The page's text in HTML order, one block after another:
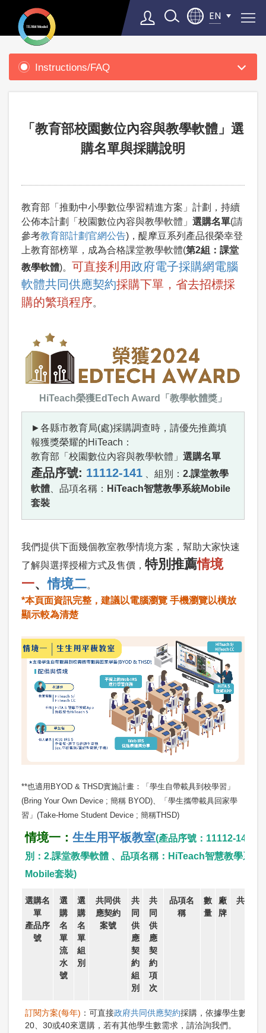
EN
Select Language▼
Product
SupportInstructions/FAQ
「教育部校園數位內容與教學軟體」選
購名單與採購說明
教育部「推動中小學數位學習精進方案」計劃，持續
公佈本計劃「校園數位內容與教學軟體」 選購名單(請
參考教育部計劃官網公告)，醍摩豆系列產品很榮幸登
上教育部榜單，成為合格課堂教學軟體(第2組：課堂
教學軟體)。 可直接利用政府電子採購網電腦
軟體共同供應契約採購下單，省去招標採
購的繁瑣程序。
HiTeach榮獲EdTech Award「教學軟體獎」
►各縣市教育局(處)採購調查時，請優先推薦填
報獲獎榮耀的HiTeach：
教育部「校園數位內容與教學軟體」 選購名單
產品序號: 11112-141 、組別： 2.課堂教學
軟體、品項名稱： HiTeach智慧教學系統Mobile
套裝
我們提供下面幾個教室教學情境方案，幫助大家快速
了解與選擇授權方式及售價， 特別推薦情境
一、情境二。
*本頁面資訊完整，建議以電腦瀏覽 手機瀏覽以橫放
顯示較為清楚
**也適用BYOD & THSD實施計畫：「學生自帶載具到校學習」
(Bring Your Own Device ; 簡稱 BYOD)、「學生攜帶載具回家學
習」(Take-Home Student Device ; 簡稱THSD)
情境一： 生生用平板教室(產品序號：11112-141 、
別：2.課堂教學軟體 、品項名稱：HiTeach智慧教學系統
Mobile套裝)
選購名
單
產品序
號
選
購
名
單
流
水
號
選
購
名
單
組
別
共同供
應契約
案號
共
同
供
應
契
約
組
別
共
同
供
應
契
約
項
次
品項名
稱
數
量
廠
牌
共契價/
訂閱方案(每年) ：可直接政府共同供應契約採購，依據學生數10、
20、30或40來選購，若有其他學生數需求，請洽詢我們。